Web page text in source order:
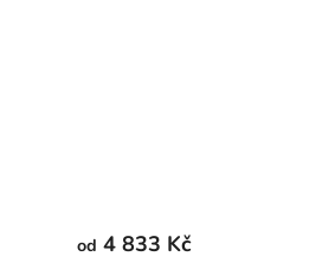
od 4 833 Kč